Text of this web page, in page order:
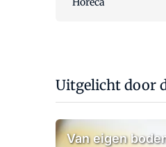
Uitgelicht door
Van eigen